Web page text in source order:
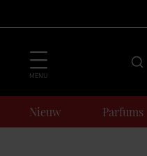
MENU
Nieuw Parfums